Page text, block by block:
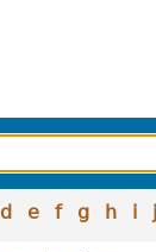
d e f g h i j